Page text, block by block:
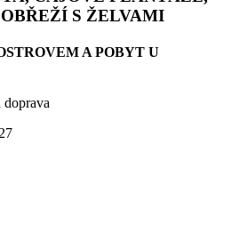
S ŽELVAMI
A POBYT U
doprava